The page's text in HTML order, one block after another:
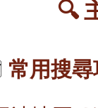
🔍
常用搜尋